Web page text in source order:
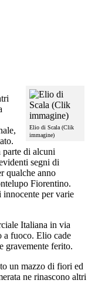
Elio di Scala (Clik
immagine)
parte di alcuni
segni di
qualche anno
Fiorentino.
per varie
Italiana in via
a fuoco. Elio cade
gravemente ferito.
un mazzo di fiori ed
ne rinascono altri